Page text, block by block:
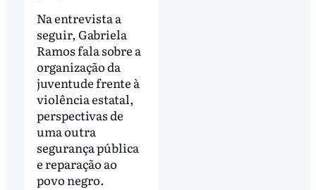
Na entrevista a
seguir, Gabriela
Ramos fala sobre a
organização da
juventude frente à
violência estatal,
perspectivas de
uma outra
segurança pública
e reparação ao
povo negro.